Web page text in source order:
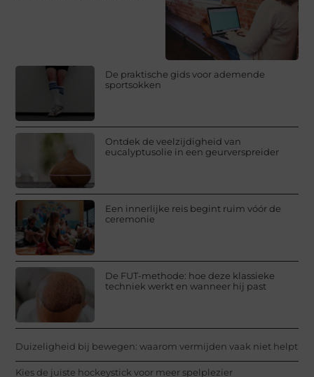
De praktische gids voor ademende
sportsokken
Ontdek de veelzijdigheid van
eucalyptusolie in een geurverspreider
Een innerlijke reis begint ruim vóór de
ceremonie
De FUT-methode: hoe deze klassieke
techniek werkt en wanneer hij past
Duizeligheid bij bewegen: waarom vermijden vaak niet helpt
Kies de juiste hockeystick voor meer spelplezier